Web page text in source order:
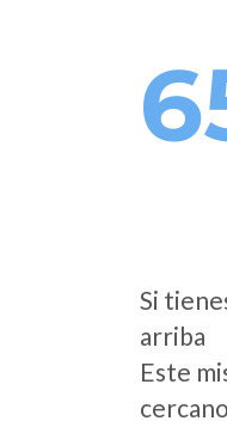
Si
arriba
Este